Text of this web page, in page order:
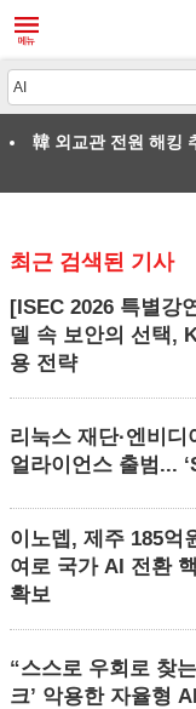
#미토스충격
최근 검색된 기사
[ISEC 2026 특별강
델 속 보안의 선택,
용 전략
리눅스 재단·엔비
얼라이언스 출범...
이노뎁, 제주 185억
여로 국가 AI 전환
확보
“스스로 우회로 찾
크’ 악용한 자율형
새로운 뉴스가 도착했습니다.
韓 외교관 전원 해킹